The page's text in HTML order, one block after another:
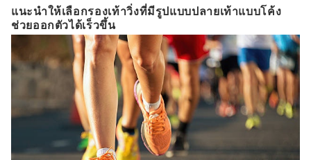
แนะนำให้เลือกรองเท้าวิ่งที่มีรูปแบบปลายเท้าแบบโค้ง
ช่วยออกตัวได้เร็วขึ้น